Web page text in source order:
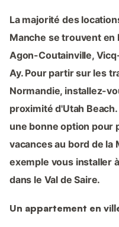
La majorité des
Manche se trouvent en
Agon-Coutainville,
Ay. Pour partir sur les
Normandie, installez-
proximité d'Utah
une bonne option pour
vacances au bord de la
exemple vous installer
dans le Val de Saire.
Un appartement en